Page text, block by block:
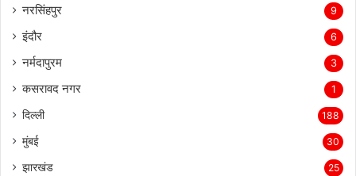
नरसिंहपुर 9
इंदौर 6
नर्मदापुरम 3
कसरावद नगर 1
दिल्ली 188
मुंबई 30
झारखंड 25